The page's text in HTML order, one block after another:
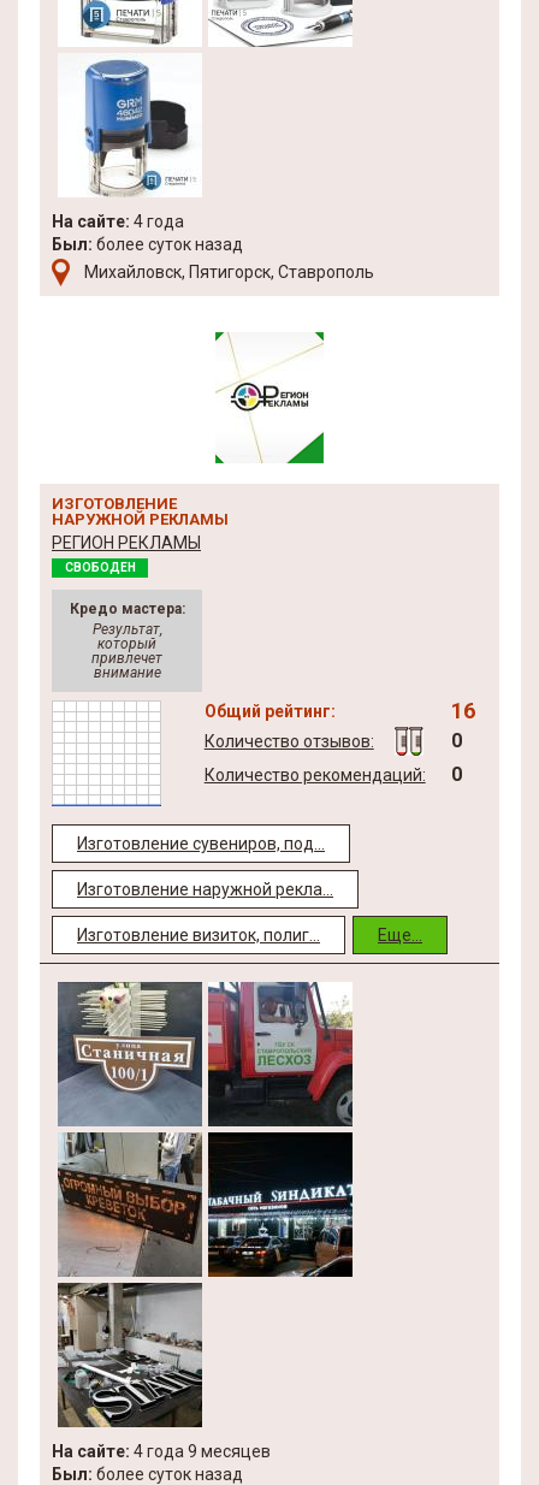
На сайте: 4 года
Был: более суток назад
Михайловск, Пятигорск, Ставрополь
ИЗГОТОВЛЕНИЕ
НАРУЖНОЙ РЕКЛАМЫ
РЕГИОН РЕКЛАМЫ
СВОБОДЕН
Кредо мастера:
Результат,
который
привлечет
внимание
Общий рейтинг: 16
Количество отзывов: 0
Количество рекомендаций: 0
Изготовление сувениров, под...
Изготовление наружной рекла...
Изготовление визиток, полиг... Еще...
На сайте: 4 года 9 месяцев
Был: более суток назад